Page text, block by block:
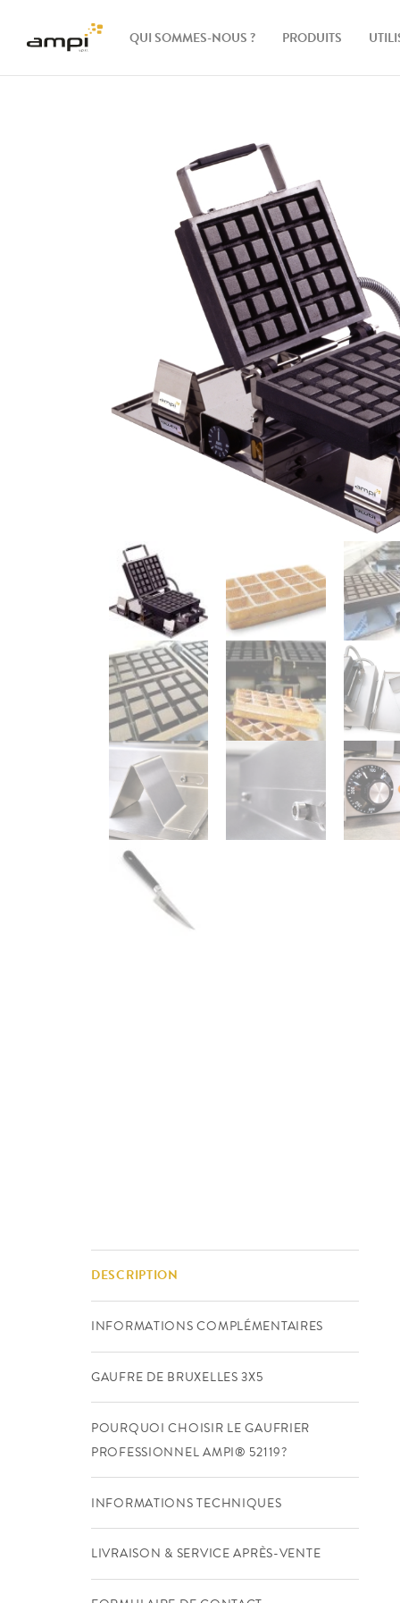
QUI SOMMES-NOUS ? PRODUITS
Accessoires
DESCRIPTION
INFORMATIONS COMPLÉMENTAIRES
GAUFRE DE BRUXELLES 3X5
POURQUOI CHOISIR LE GAUFRIER
PROFESSIONNEL AMPI® 52119?
INFORMATIONS TECHNIQUES
LIVRAISON & SERVICE APRÈS-VENTE